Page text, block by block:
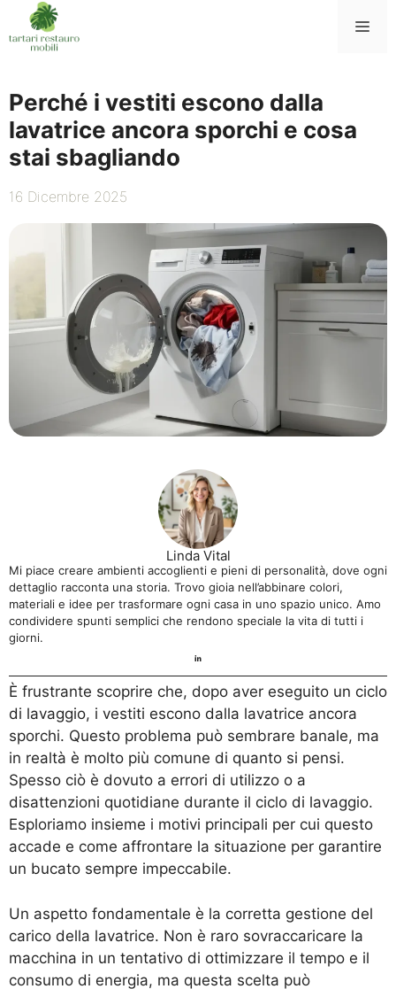
al
contenuto
Perché i vestiti escono dalla
lavatrice ancora sporchi e cosa
stai sbagliando
16 Dicembre 2025
Linda Vital
Mi piace creare ambienti accoglienti e pieni di personalità, dove ogni
dettaglio racconta una storia. Trovo gioia nell’abbinare colori,
materiali e idee per trasformare ogni casa in uno spazio unico. Amo
condividere spunti semplici che rendono speciale la vita di tutti i
giorni.
È frustrante scoprire che, dopo aver eseguito un ciclo
di lavaggio, i vestiti escono dalla lavatrice ancora
sporchi. Questo problema può sembrare banale, ma
in realtà è molto più comune di quanto si pensi.
Spesso ciò è dovuto a errori di utilizzo o a
disattenzioni quotidiane durante il ciclo di lavaggio.
Esploriamo insieme i motivi principali per cui questo
accade e come affrontare la situazione per garantire
un bucato sempre impeccabile.
Un aspetto fondamentale è la corretta gestione del
carico della lavatrice. Non è raro sovraccaricare la
macchina in un tentativo di ottimizzare il tempo e il
consumo di energia, ma questa scelta può